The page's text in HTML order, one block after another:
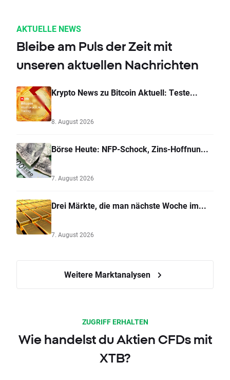
AKTUELLE NEWS
Bleibe am Puls der Zeit mit
unseren aktuellen Nachrichten
Krypto News zu Bitcoin Aktuell: Teste...
8. August 2026
Börse Heute: NFP-Schock, Zins-Hoffnun...
7. August 2026
Drei Märkte, die man nächste Woche im...
7. August 2026
Weitere Marktanalysen
ZUGRIFF ERHALTEN
Wie handelst du Aktien CFDs mit
XTB?